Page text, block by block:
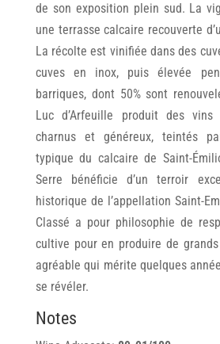
de son exposition plein sud. La
une terrasse calcaire recouverte
La récolte est vinifiée dans des
cuves en inox, puis élevée
barriques, dont 50% sont
Luc d’Arfeuille produit des
charnus et généreux, teintés
typique du calcaire de Saint-
Serre bénéficie d’un terroir
historique de l’appellation Saint-
Classé a pour philosophie de
cultive pour en produire de
agréable qui mérite quelques
se révéler.
Notes